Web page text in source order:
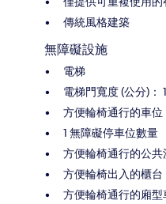
傳統風格建築
無障礙設施
電梯
電梯門寬度 (公分)：
方便輪椅通行的車位
1 無障礙停車位數量
方便輪椅通行的公共
方便輪椅出入的櫃台
方便輪椅通行的廂型